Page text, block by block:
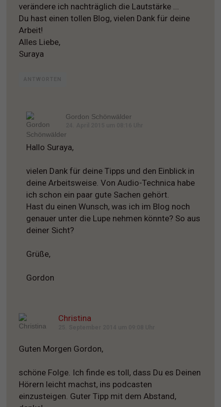
verändere ich nachträglich die Lautstärke ...
Du hast einen tollen Blog, vielen Dank für deine
Arbeit!
Alles Liebe,
Suraya
ANTWORTEN
Gordon Schönwälder
Hallo Suraya,
vielen Dank für deine Tipps und den Einblick in
deine Arbeitsweise. Von Audio-Technica habe
ich schon ein paar gute Sachen gehört.
Hast du einen Wunsch, was ich im Blog noch
genauer unter die Lupe nehmen könnte? So aus
deiner Sicht?
Grüße,
Gordon
Christina
Guten Morgen Gordon,
schöne Folge. Ich finde es toll, dass Du es Deinen
Hörern leicht machst, ins podcasten
einzusteigen. Guter Tipp mit dem Abstand,